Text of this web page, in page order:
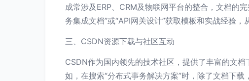
成常涉及ERP、CRM及物联网平台的整合，文档的
务集成文档”或“API网关设计”获取模板和实战经验，
三、CSDN资源下载与社区互动
CSDN作为国内领先的技术社区，提供了丰富的文
如，在搜索“分布式事务解决方案”时，除了文档下